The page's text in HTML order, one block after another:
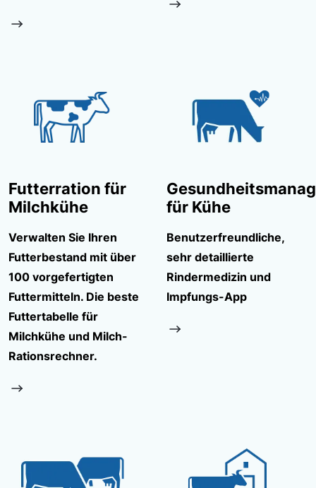
Futterration für
Milchkühe
Verwalten Sie Ihren
Futterbestand mit über
100 vorgefertigten
Futtermitteln. Die beste
Futtertabelle für
Milchkühe und Milch-
Rationsrechner.
für Kühe
Benutzerfreundliche,
sehr detaillierte
Rindermedizin und
Impfungs-App